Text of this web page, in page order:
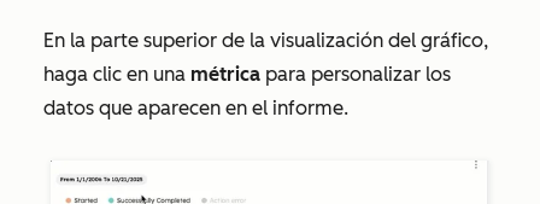
En la parte superior de la visualización del gráfico,
haga clic en una métrica para personalizar los
datos que aparecen en el informe.